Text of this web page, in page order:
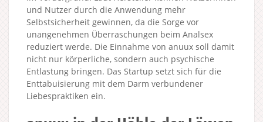
und Nutzer durch die Anwendung mehr
Selbstsicherheit gewinnen, da die Sorge vor
unangenehmen Überraschungen beim Analsex
reduziert werde. Die Einnahme von anuux soll damit
nicht nur körperliche, sondern auch psychische
Entlastung bringen. Das Startup setzt sich für die
Enttabuisierung mit dem Darm verbundener
Liebespraktiken ein.